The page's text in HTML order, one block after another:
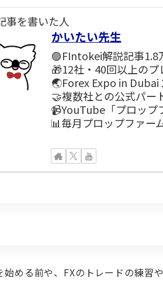
事を書いた人
かいたい先生
🟣FIntokei解説記事1.8
🎁12社・40回以上の
🌏Forex Expo in Dubai
🤝複数社との公式パー
📹YouTube「プロップ
📊毎月プロップファー
始める前や、FXのトレードの練習